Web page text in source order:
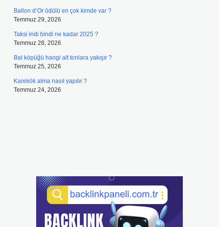
Ballon d’Or ödülü en çok kimde var ?
Temmuz 29, 2026
Taksi indi bindi ne kadar 2025 ?
Temmuz 28, 2026
Bal köpüğü hangi alt tonlara yakışır ?
Temmuz 25, 2026
Karekök alma nasıl yapılır ?
Temmuz 24, 2026